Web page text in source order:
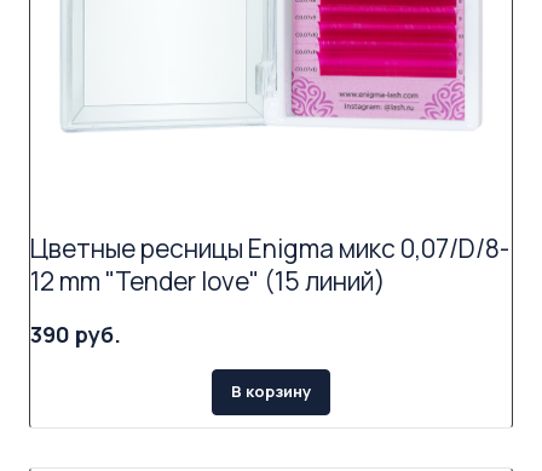
Цветные ресницы Enigma микс 0,07/D/8-
12 mm "Tender love" (15 линий)
390 руб.
В корзину